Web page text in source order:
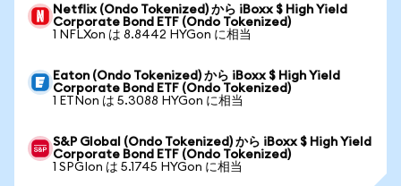
Netflix (Ondo Tokenized) から iBoxx $ High Yield
Corporate Bond ETF (Ondo Tokenized)
1 NFLXon は 8.8442 HYGon に相当
Eaton (Ondo Tokenized) から iBoxx $ High Yield
Corporate Bond ETF (Ondo Tokenized)
1 ETNon は 5.3088 HYGon に相当
S&P Global (Ondo Tokenized) から iBoxx $ High Yield
Corporate Bond ETF (Ondo Tokenized)
1 SPGIon は 5.1745 HYGon に相当